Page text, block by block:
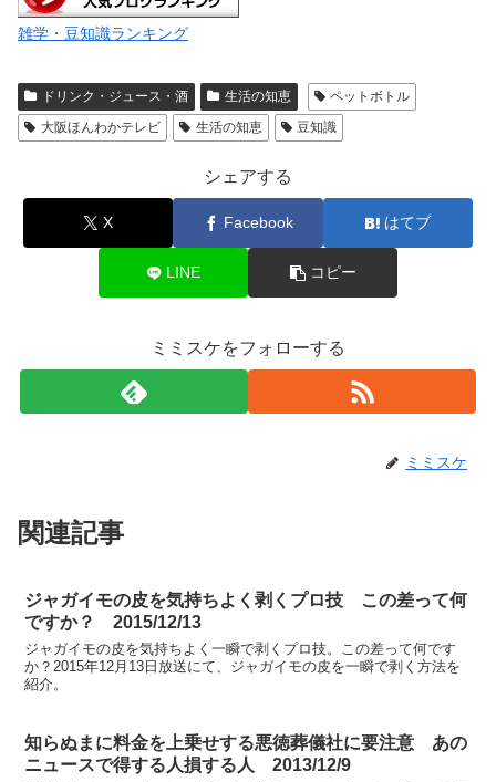
雑学・豆知識ランキング
ドリンク・ジュース・酒 生活の知恵
ペットボトル
大阪ほんわかテレビ
生活の知恵 豆知識
シェアする
X Facebook はてブ
LINE コピー
ミミスケをフォローする
ミミスケ
関連記事
ジャガイモの皮を気持ちよく剥くプロ技 この差って何
ですか？ 2015/12/13
ジャガイモの皮を気持ちよく一瞬で剥くプロ技。この差って何です
か？2015年12月13日放送にて、ジャガイモの皮を一瞬で剥く方法を
紹介。
知らぬまに料金を上乗せする悪徳葬儀社に要注意 あの
ニュースで得する人損する人 2013/12/9